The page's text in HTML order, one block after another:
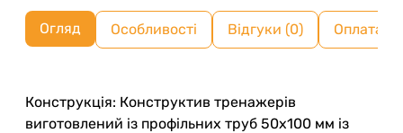
Огляд Особливості Відгуки (0) Оплата
Конструкція: Конструктив тренажерів
виготовлений із профільних труб 50х100 мм із